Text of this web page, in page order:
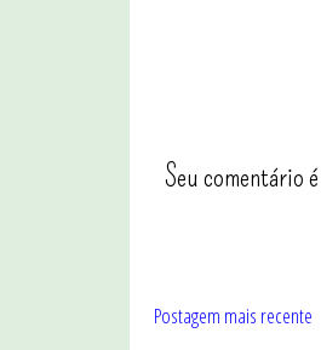
Seu comentário
Postagem mais recente